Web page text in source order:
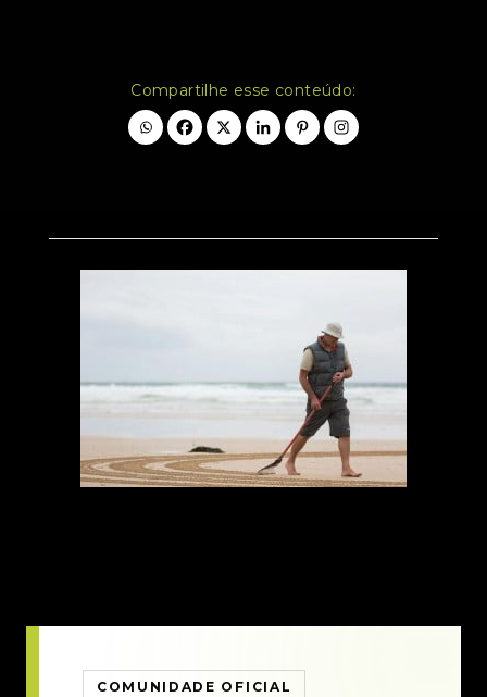
Compartilhe esse conteúdo:
COMUNIDADE OFICIAL